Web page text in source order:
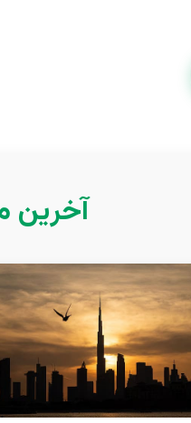
آخرین